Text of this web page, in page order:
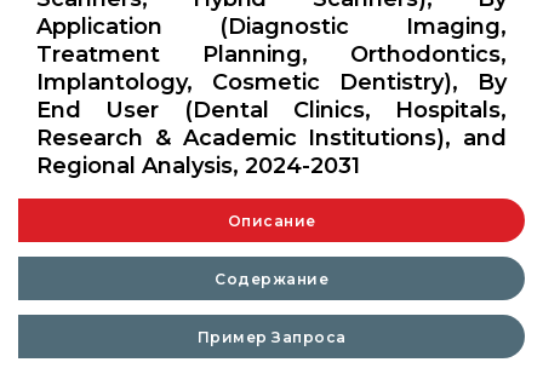
Application (Diagnostic Imaging,
Treatment Planning, Orthodontics,
Implantology, Cosmetic Dentistry), By
End User (Dental Clinics, Hospitals,
Research & Academic Institutions), and
Regional Analysis, 2024-2031
Описание
Содержание
Пример Запроса